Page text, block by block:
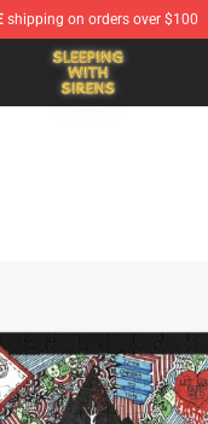
shipping on orders over $100
Store - Official